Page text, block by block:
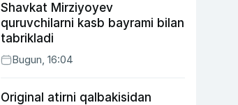
Shavkat Mirziyoyev
quruvchilarni kasb bayrami bilan
tabrikladi
Bugun, 16:04
Original atirni qalbakisidan